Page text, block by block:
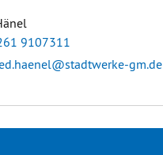
9107311
@stadtwerke-gm.de